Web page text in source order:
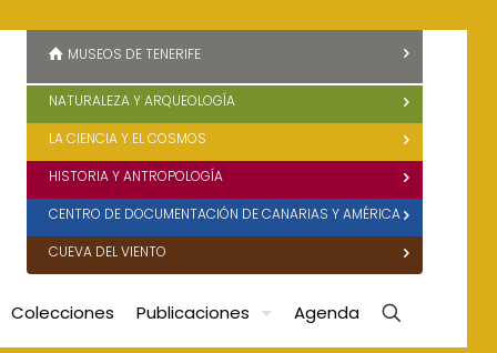
Colecciones Publicaciones Agenda
MUSEOS DE TENERIFE
NATURALEZA Y ARQUEOLOGÍA
LA CIENCIA Y EL COSMOS
HISTORIA Y ANTROPOLOGÍA
CENTRO DE DOCUMENTACIÓN DE CANARIAS Y AMÉRICA
CUEVA DEL VIENTO